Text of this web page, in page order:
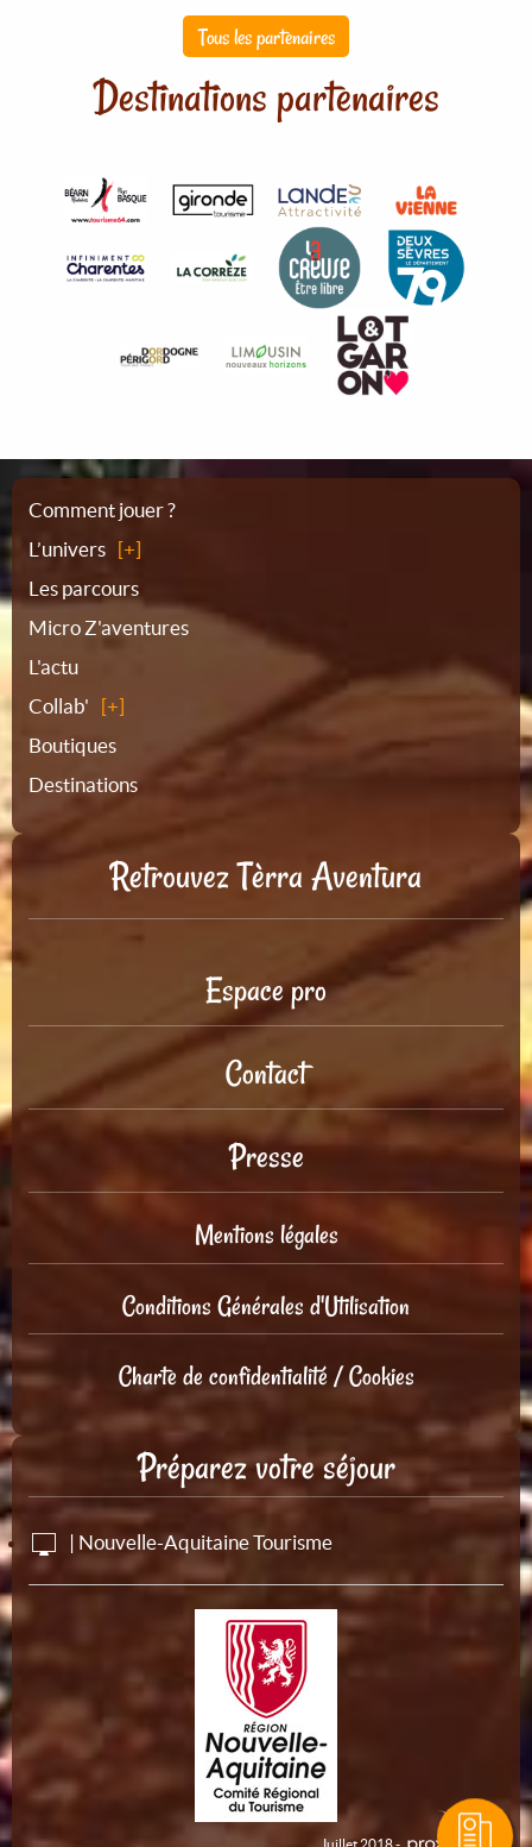
Tous les partenaires
Destinations partenaires
Plan
du
site
Comment jouer ?
L’univers
Les parcours
Micro Z'aventures
L'actu
Collab'
Boutiques
Destinations
Retrouvez Tèrra Aventura
Espace pro
Contact
Presse
Mentions légales
Conditions Générales d'Utilisation
Charte de confidentialité / Cookies
Préparez votre séjour
| Nouvelle-Aquitaine Tourisme